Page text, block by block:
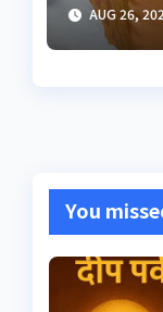
AUG 26,
You